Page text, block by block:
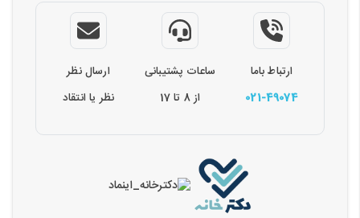
ارتباط باما
021-49074
ساعات پشتیبانی
از 8 تا 17
ارسال نظر
نظر یا انتقاد